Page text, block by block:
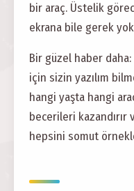
bir araç. Üstelik
ekrana bile gerek
Bir güzel haber
için sizin yazılım
hangi yaşta hangi
becerileri kazandırır
hepsini somut